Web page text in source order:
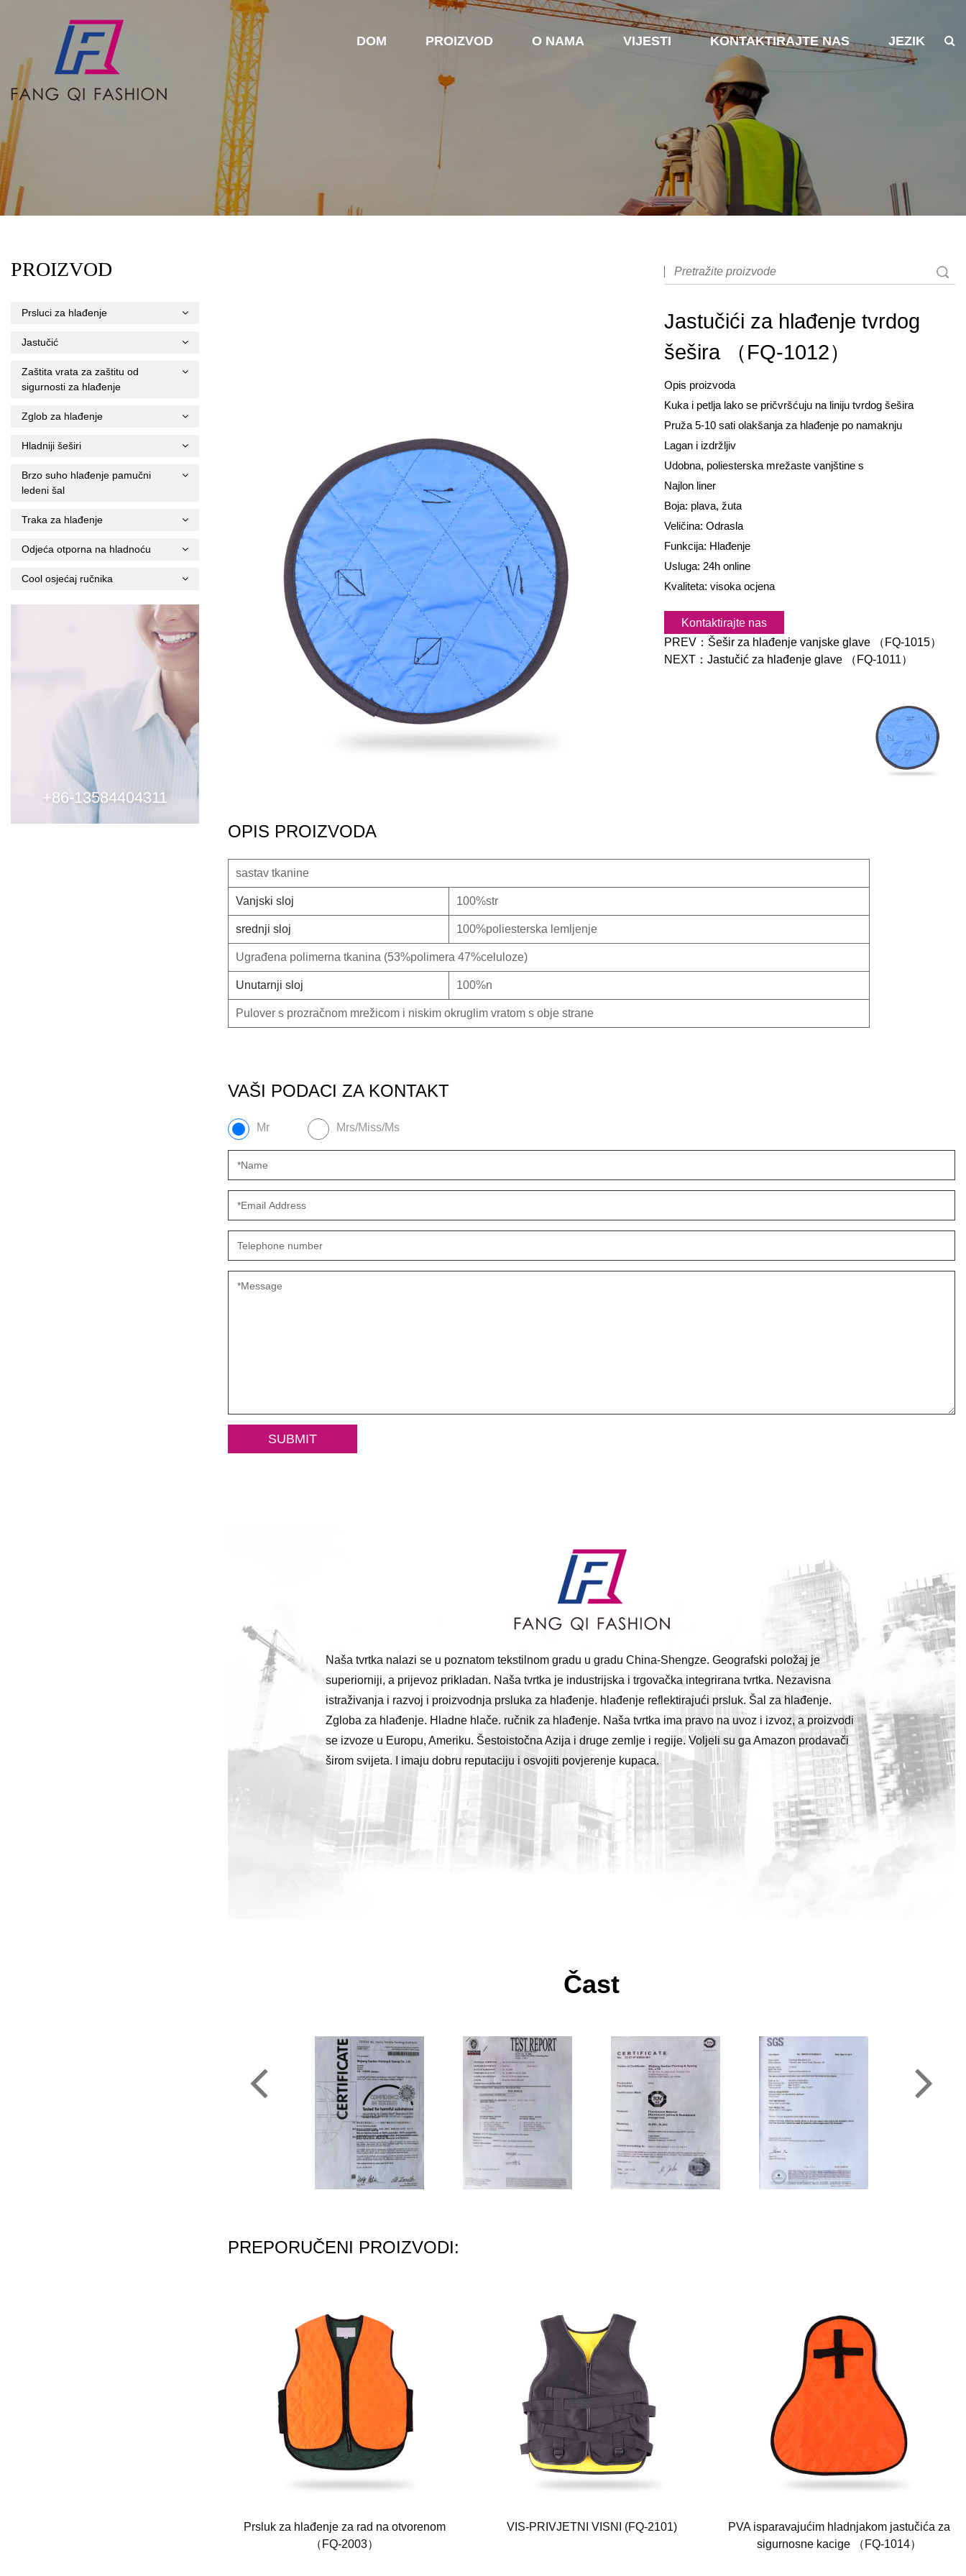
DOM PROIZVOD O NAMA VIJESTI KONTAKTIRAJTE NAS JEZIK
PROIZVOD
Prsluci za hlađenje
Jastučić
Zaštita vrata za zaštitu od
sigurnosti za hlađenje
Zglob za hlađenje
Hladniji šeširi
Brzo suho hlađenje pamučni
ledeni šal
Traka za hlađenje
Odjeća otporna na hladnoću
Cool osjećaj ručnika
+86-13584404311
Jastučići za hlađenje tvrdog
šešira （FQ-1012）
Opis proizvoda
Kuka i petlja lako se pričvršćuju na liniju tvrdog šešira
Pruža 5-10 sati olakšanja za hlađenje po namaknju
Lagan i izdržljiv
Udobna, poliesterska mrežaste vanjštine s
Najlon liner
Boja: plava, žuta
Veličina: Odrasla
Funkcija: Hlađenje
Usluga: 24h online
Kvaliteta: visoka ocjena
Kontaktirajte nas
PREV： Šešir za hlađenje vanjske glave （FQ-1015）
NEXT：Jastučić za hlađenje glave （FQ-1011）
OPIS PROIZVODA
sastav tkanine
Vanjski sloj 100%str
srednji sloj 100%poliesterska lemljenje
Ugrađena polimerna tkanina (53%polimera 47%celuloze)
Unutarnji sloj 100%n
Pulover s prozračnom mrežicom i niskim okruglim vratom s obje strane
VAŠI PODACI ZA KONTAKT
Mr Mrs/Miss/Ms
Naša tvrtka nalazi se u poznatom tekstilnom gradu u gradu China-Shengze. Geografski položaj je
superiorniji, a prijevoz prikladan. Naša tvrtka je industrijska i trgovačka integrirana tvrtka. Nezavisna
istraživanja i razvoj i proizvodnja prsluka za hlađenje. hlađenje reflektirajući prsluk. Šal za hlađenje.
Zgloba za hlađenje. Hladne hlače. ručnik za hlađenje. Naša tvrtka ima pravo na uvoz i izvoz, a proizvodi
se izvoze u Europu, Ameriku. Šestoistočna Azija i druge zemlje i regije. Voljeli su ga Amazon prodavači
širom svijeta. I imaju dobru reputaciju i osvojiti povjerenje kupaca.
Čast
PREPORUČENI PROIZVODI:
Prsluk za hlađenje za rad na otvorenom
（FQ-2003）
VIS-PRIVJETNI VISNI (FQ-2101)
PVA isparavajućim hladnjakom jastučića za
sigurnosne kacige （FQ-1014）